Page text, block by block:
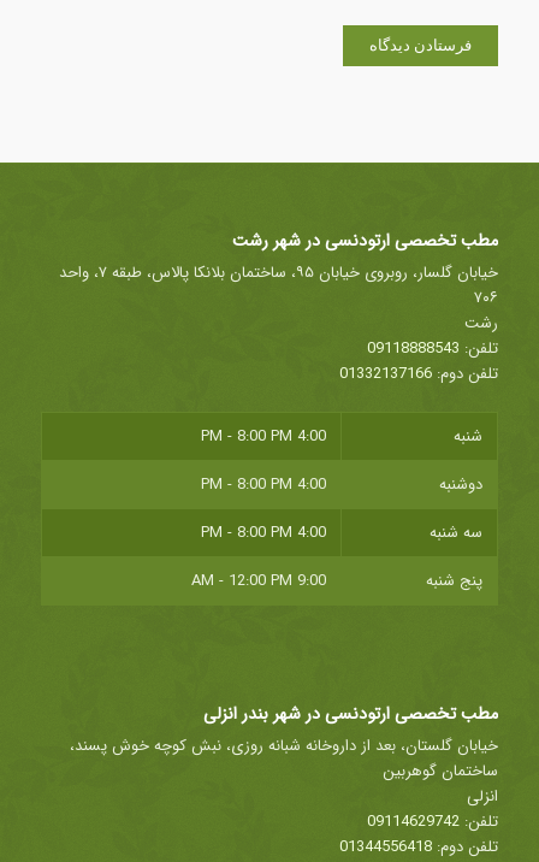
مطب تخصصی ارتودنسی در شهر رشت
خیابان گلسار، روبروی خیابان ۹۵، ساختمان بلانکا پالاس، طبقه ۷، واحد
۷۰۶
رشت
تلفن: 09118888543
تلفن دوم: 01332137166
شنبه
4:00 PM - 8:00 PM
دوشنبه
4:00 PM - 8:00 PM
سه شنبه
4:00 PM - 8:00 PM
پنج شنبه
9:00 AM - 12:00 PM
مطب تخصصی ارتودنسی در شهر بندر انزلی
خیابان گلستان، بعد از داروخانه شبانه روزی، نبش کوچه خوش پسند،
ساختمان گوهربین
انزلی
تلفن: 09114629742
تلفن دوم: 01344556418